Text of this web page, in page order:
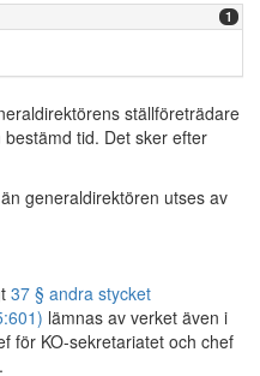
1
ställföreträdare
tid. Det sker efter
generaldirektören utses av
37 § andra stycket
lämnas av verket även i
för KO-sekretariatet och chef